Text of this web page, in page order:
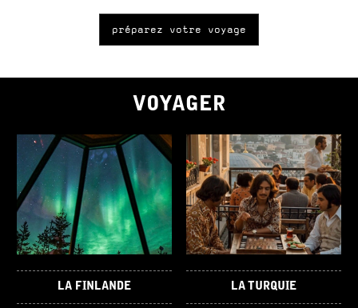
préparez votre voyage
VOYAGER
LA FINLANDE LA TURQUIE